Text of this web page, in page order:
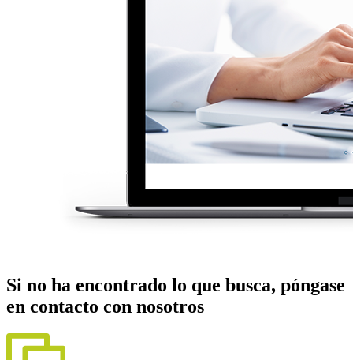
Si no ha encontrado lo que busca, póngase
en contacto con nosotros